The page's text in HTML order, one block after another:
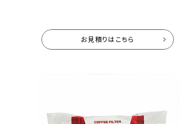
コーヒー豆50ｇおまけ付き
送料無料
お見積りはこちら